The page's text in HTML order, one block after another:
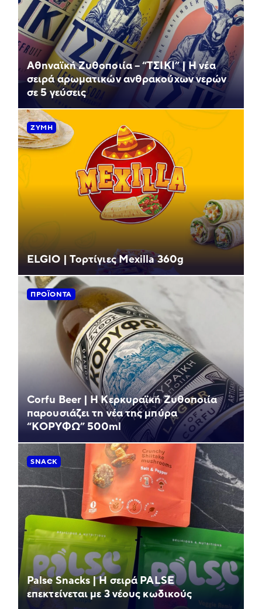
Αθηναϊκή Ζυθοποιία – “ΤΣΙΚΙ” | Η νέα
σειρά αρωματικών ανθρακούχων νερών
σε 5 γεύσεις
ΖΎΜΗ
ELGIO | Τορτίγιες Mexilla 360g
ΠΡΟΪΌΝΤΑ
Corfu Beer | Η Κερκυραϊκή Ζυθοποιία
παρουσιάζει τη νέα της μπύρα
“ΚΟΡΥΦΩ” 500ml
SNACK
Palse Snacks | Η σειρά PALSE
επεκτείνεται με 3 νέους κωδικούς